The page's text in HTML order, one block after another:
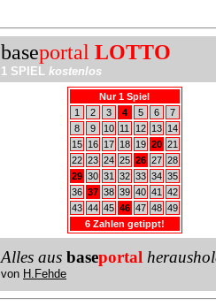
baseportal LOTTO
1 SPIEL kostenlos
Nur 1 Spiel
1
2 3 4 5 6
7
8
9 10 11 12 13
14
15
16 17 18 19 20 21
22 23 24 25 26 27 28
29 30 31 32 33 34 35
36 37 38 39 40 41
42
43 44 45 46 47 48 49
6 Zahlen getippt!
Alles aus baseportal
von H.Fehde